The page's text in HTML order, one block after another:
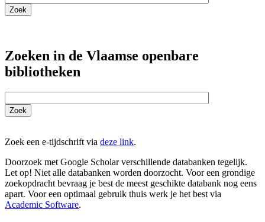
Zoek
Zoeken in de Vlaamse openbare
bibliotheken
Zoek
Zoek een e-tijdschrift via deze link.
Doorzoek met Google Scholar verschillende databanken tegelijk.
Let op! Niet alle databanken worden doorzocht. Voor een grondige
zoekopdracht bevraag je best de meest geschikte databank nog eens
apart. Voor een optimaal gebruik thuis werk je het best via
Academic Software.